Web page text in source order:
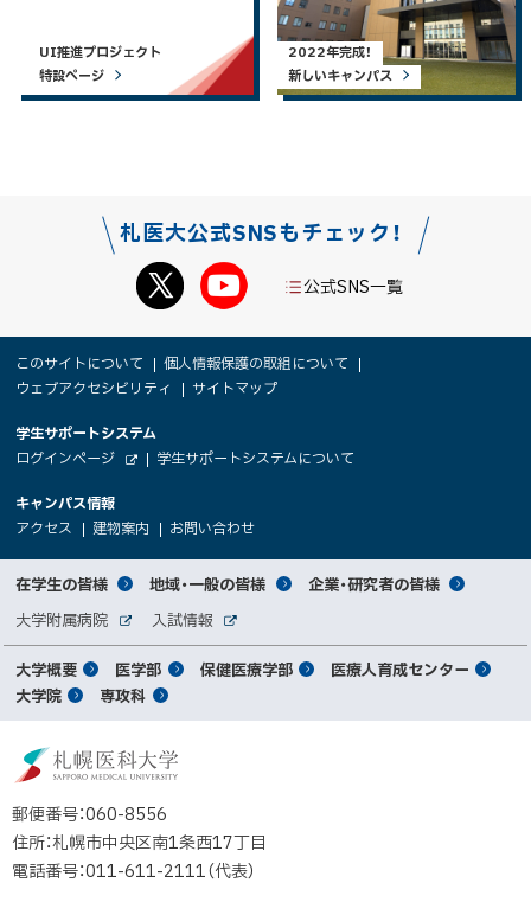
UI推進プロジェクト
特設ページ
2022年完成！
新しいキャンパス
札医大公式SNSもチェック！
公式SNS一覧
サ
ト
報
このサイトについて
個人情報保護の取組について
ウェブアクセシビリティ
サイトマップ
大
学
関
者
向
け
学生サポートシステム
ログインページ
イ
ト
（
新
ィ
ド
ウ
で
開
き
ま
す
学生サポートシステムについて
キャンパス情報
アクセス
（
新
規
ウ
ィ
ン
ド
ウ
で
き
ま
）
建物案内
（
新
規
ウ
ィ
ン
ド
ウ
で
き
ま
）
お問い合わせ
規
ウ
ィ
ウ
で
ま
サ
イ
ト
マ
プ
対
象
者
別
メ
ュ
ー
在学生の皆様 地域・一般の皆様 企業・研究者の皆様
関
連
サ
大学附属病院
サ
イ
ト
入試情報
サ
メ
イ
メ
ュ
ー
大学概要 医学部 保健医療学部
医療人育成センター
大学院
専攻科
立
大
郵便番号：060-8556
住所：札幌市中央区南1条西17丁目
電話番号：011-611-2111（代表）